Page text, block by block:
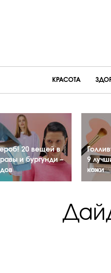
КРАСОТА
20 вещей в
и бургунди –
9
кожи